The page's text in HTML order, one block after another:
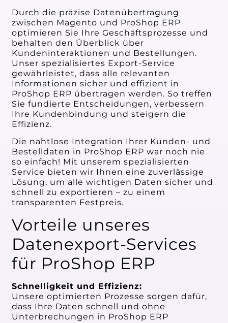
Durch die präzise Datenübertragung
zwischen Magento und ProShop ERP
optimieren Sie Ihre Geschäftsprozesse und
behalten den Überblick über
Kundeninteraktionen und Bestellungen.
Unser spezialisiertes Export-Service
gewährleistet, dass alle relevanten
Informationen sicher und effizient in
ProShop ERP übertragen werden. So treffen
Sie fundierte Entscheidungen, verbessern
Ihre Kundenbindung und steigern die
Effizienz.
Die nahtlose Integration Ihrer Kunden- und
Bestelldaten in ProShop ERP war noch nie
so einfach! Mit unserem spezialisierten
Service bieten wir Ihnen eine zuverlässige
Lösung, um alle wichtigen Daten sicher und
schnell zu exportieren – zu einem
transparenten Festpreis.
Vorteile unseres
Datenexport-Services
für ProShop ERP
Schnelligkeit und Effizienz:
Unsere optimierten Prozesse sorgen dafür,
dass Ihre Daten schnell und ohne
Unterbrechungen in ProShop ERP